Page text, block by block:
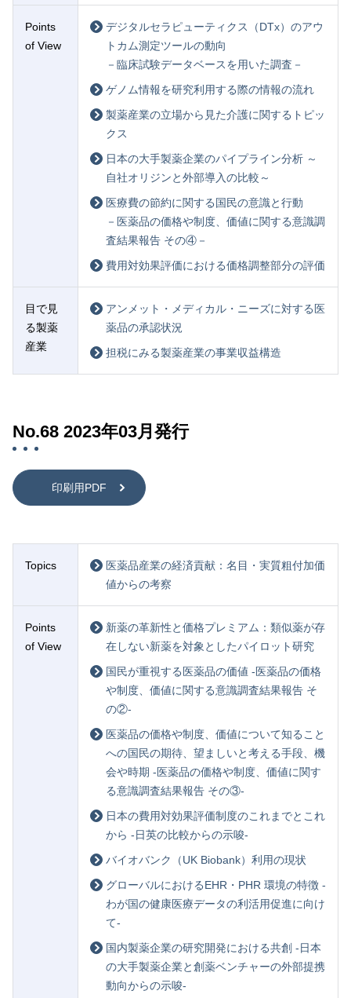
Points
of View
デジタルセラピューティクス（DTx）のアウ
トカム測定ツールの動向
－臨床試験データベースを用いた調査－
ゲノム情報を研究利用する際の情報の流れ
製薬産業の立場から見た介護に関するトピッ
クス
日本の大手製薬企業のパイプライン分析 ～
自社オリジンと外部導入の比較～
医療費の節約に関する国民の意識と行動
－医薬品の価格や制度、価値に関する意識調
査結果報告 その④－
費用対効果評価における価格調整部分の評価
目で見
る製薬
産業
アンメット・メディカル・ニーズに対する医
薬品の承認状況
担税にみる製薬産業の事業収益構造
No.68 2023年03月発行
印刷用PDF
Topics
医薬品産業の経済貢献：名目・実質粗付加価
値からの考察
Points
of View
新薬の革新性と価格プレミアム：類似薬が存
在しない新薬を対象としたパイロット研究
国民が重視する医薬品の価値 -医薬品の価格
や制度、価値に関する意識調査結果報告 そ
の②-
医薬品の価格や制度、価値について知ること
への国民の期待、望ましいと考える手段、機
会や時期 -医薬品の価格や制度、価値に関す
る意識調査結果報告 その③-
日本の費用対効果評価制度のこれまでとこれ
から -日英の比較からの示唆-
バイオバンク（UK Biobank）利用の現状
グローバルにおけるEHR・PHR 環境の特徴 -
わが国の健康医療データの利活用促進に向け
て-
国内製薬企業の研究開発における共創 -日本
の大手製薬企業と創薬ベンチャーの外部提携
動向からの示唆-